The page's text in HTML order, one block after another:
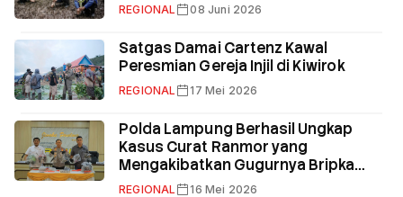
REGIONAL 08 Juni 2026
Satgas Damai Cartenz Kawal
Peresmian Gereja Injil di Kiwirok
REGIONAL 17 Mei 2026
Polda Lampung Berhasil Ungkap
Kasus Curat Ranmor yang
Mengakibatkan Gugurnya Bripka
(Anumerta) Arya Supena
REGIONAL 16 Mei 2026